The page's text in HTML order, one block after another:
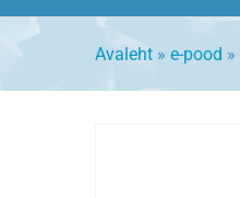
Avaleht » e-pood »